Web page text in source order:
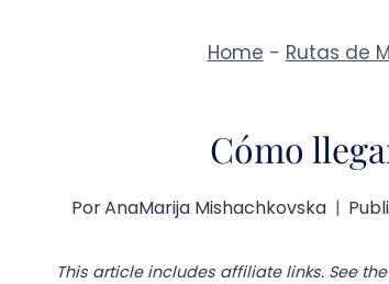
Home - Rutas de
Cómo
PorAnaMarija Mishachkovska
This article includes affiliate links. See